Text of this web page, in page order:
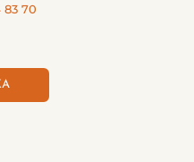
83 70